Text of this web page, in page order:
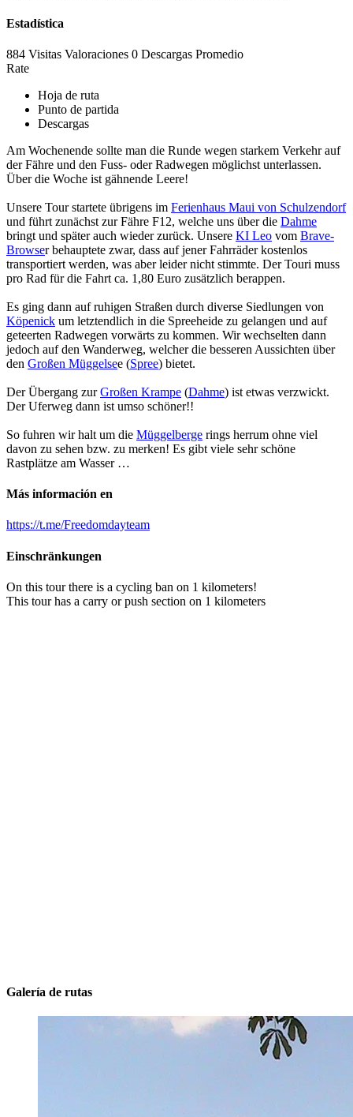
Estadística
884 Visitas Valoraciones 0 Descargas Promedio
Rate
Hoja de ruta
Punto de partida
Descargas
Am Wochenende sollte man die Runde wegen starkem Verkehr auf
der Fähre und den Fuss- oder Radwegen möglichst unterlassen.
Über die Woche ist gähnende Leere!
Unsere Tour startete übrigens im Ferienhaus Maui von Schulzendorf
und führt zunächst zur Fähre F12, welche uns über die Dahme
bringt und später auch wieder zurück. Unsere KI Leo vom Brave-
Browser behauptete zwar, dass auf jener Fahrräder kostenlos
transportiert werden, was aber leider nicht stimmte. Der Touri muss
pro Rad für die Fahrt ca. 1,80 Euro zusätzlich berappen.
Es ging dann auf ruhigen Straßen durch diverse Siedlungen von
Köpenick um letztendlich in die Spreeheide zu gelangen und auf
geteerten Radwegen vorwärts zu kommen. Wir wechselten dann
jedoch auf den Wanderweg, welcher die besseren Aussichten über
den Großen Müggelsee (Spree) bietet.
Der Übergang zurGroßen Krampe (Dahme) ist etwas verzwickt.
Der Uferweg dann ist umso schöner!!
So fuhren wir halt um die Müggelberge rings herrum ohne viel
davon zu sehen bzw. zu merken! Es gibt viele sehr schöne
Rastplätze am Wasser …
Más información en
https://t.me/Freedomdayteam
Einschränkungen
On this tour there is a cycling ban on 1 kilometers!
This tour has a carry or push section on 1 kilometers
Galería de rutas